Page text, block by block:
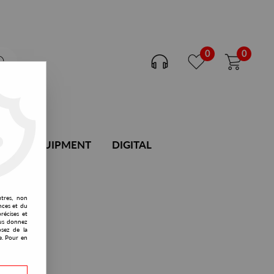
0 0
DJ EQUIPMENT DIGITAL
non
et du
et
donnez
de la
Pour en